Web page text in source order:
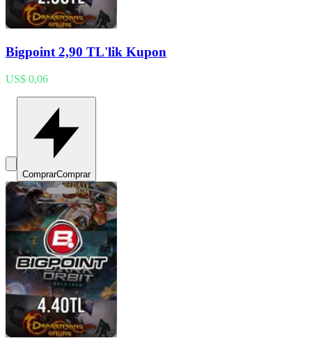
Bigpoint 2,90 TL'lik Kupon
US$ 0,06
ComprarComprar